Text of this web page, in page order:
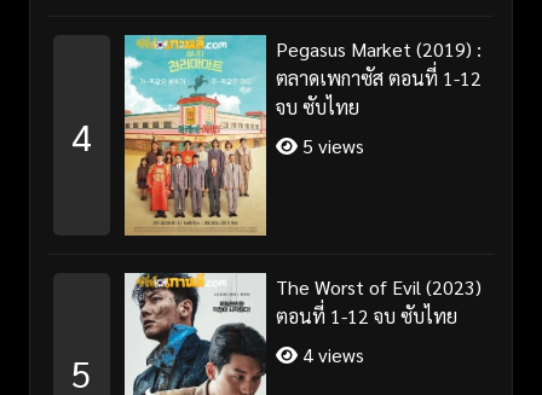
4
Pegasus Market (2019) :
ตลาดเพกาซัส ตอนที่ 1-12
จบ ซับไทย
5 views
5
The Worst of Evil (2023)
ตอนที่ 1-12 จบ ซับไทย
4 views